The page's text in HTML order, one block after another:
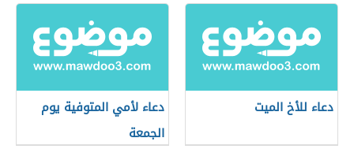
دعاء للأخ الميت
دعاء لأمي المتوفية يوم
الجمعة